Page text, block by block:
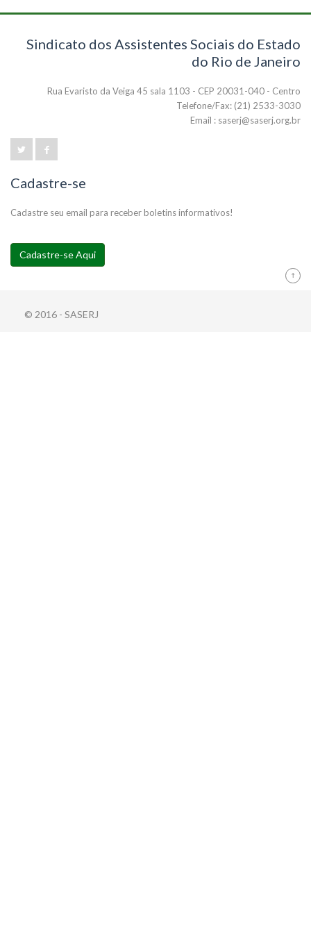
Sindicato dos Assistentes Sociais do Estado
do Rio de Janeiro
Rua Evaristo da Veiga 45 sala 1103 - CEP 20031-040 - Centro
Telefone/Fax: (21) 2533-3030
Email : saserj@saserj.org.br
Cadastre-se
Cadastre seu email para receber boletins informativos!
Cadastre-se Aqui
© 2016 - SASERJ